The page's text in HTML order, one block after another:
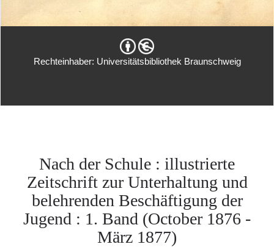
Rechteinhaber: Universitätsbibliothek Braunschweig
Nach der Schule : illustrierte
Zeitschrift zur Unterhaltung und
belehrenden Beschäftigung der
Jugend : 1. Band (October 1876 -
März 1877)